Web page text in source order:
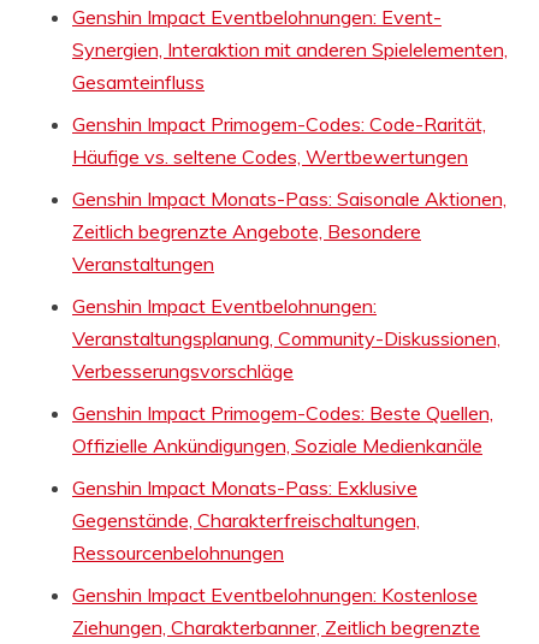
Genshin Impact Eventbelohnungen: Event-
Synergien, Interaktion mit anderen Spielelementen,
Gesamteinfluss
Genshin Impact Primogem-Codes: Code-Rarität,
Häufige vs. seltene Codes, Wertbewertungen
Genshin Impact Monats-Pass: Saisonale Aktionen,
Zeitlich begrenzte Angebote, Besondere
Veranstaltungen
Genshin Impact Eventbelohnungen:
Veranstaltungsplanung, Community-Diskussionen,
Verbesserungsvorschläge
Genshin Impact Primogem-Codes: Beste Quellen,
Offizielle Ankündigungen, Soziale Medienkanäle
Genshin Impact Monats-Pass: Exklusive
Gegenstände, Charakterfreischaltungen,
Ressourcenbelohnungen
Genshin Impact Eventbelohnungen: Kostenlose
Ziehungen, Charakterbanner, Zeitlich begrenzte